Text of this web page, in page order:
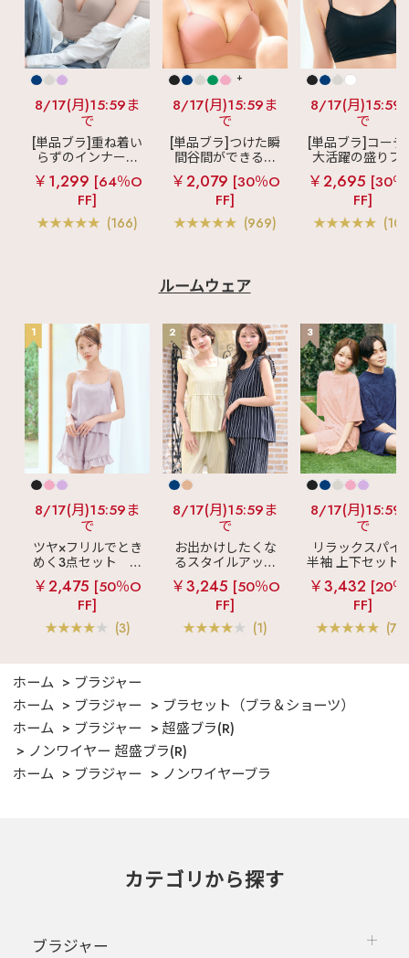
8/17(月)15:59ま
で
[単品ブラ]重ね着い
らずのインナーブ
ラ
リッチバスト
ブラトップ (ワイヤ
ー入り)
￥1,299 [64％O
FF]
(166)
+
8/17(月)15:59ま
で
[単品ブラ]つけた瞬
間谷間ができるシ
ームレスブラ
超
盛ブラ(R) シームレ
ス 単品ブラジャー
￥2,079 [30％O
FF]
(969)
8/17(月)15:59
で
[単品ブラ]コーデ
大活躍の盛りブ
ショートレン
ス ブラトップ 超
ブラ(R) 単品ブ
ャー
￥2,695 [30
FF]
ルームウェア
1
8/17(月)15:59ま
で
ツヤ×フリルでとき
めく3点セット
シ
ルキー ショートパ
ンツ 3点セット
￥2,475 [50％O
FF]
(3)
2
8/17(月)15:59ま
で
お出かけしたくな
るスタイルアップ
見え
ストライプ
フリル ロングパン
ツ 綿混 上下セット
￥3,245 [50％O
FF]
(1)
3
8/17(月)15:59
で
リラックスパイ
半袖 上下セット
女兼用サイズ)
￥3,432 [20
FF]
ホーム
ブラジャー
ホーム
ブラジャー
ブラセット（ブラ＆ショーツ）
ホーム
ブラジャー
超盛ブラ(R)
ノンワイヤー 超盛ブラ(R)
ホーム
ブラジャー ノンワイヤーブラ
カテゴリから探す
ブラジャー